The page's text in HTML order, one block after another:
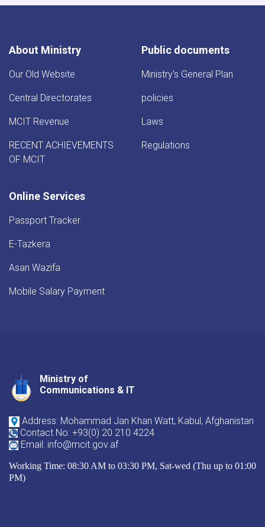
About Ministry
Our Old Website
Central Directorates
MCIT Revenue
RECENT ACHIEVEMENTS
OF MCIT
Public documents
Ministry's General Plan
policies
Laws
Regulations
Online Services
Passport Tracker
E-Tazkera
Asan Wazifa
Mobile Salary Payment
Ministry of
Communications & IT
Address: Mohammad Jan Khan Watt, Kabul, Afghanistan
Contact No: +93(0) 20 210 4224
Email: info@mcit.gov.af
Working Time: 08:30 AM to 03:30 PM, Sat-wed (Thu up to 01:00
PM)